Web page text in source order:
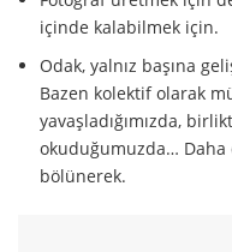
içinde kalabilmek için.
Odak, yalnız başına
Bazen kolektif olarak
yavaşladığımızda,
okuduğumuzda… Daha
bölünerek.